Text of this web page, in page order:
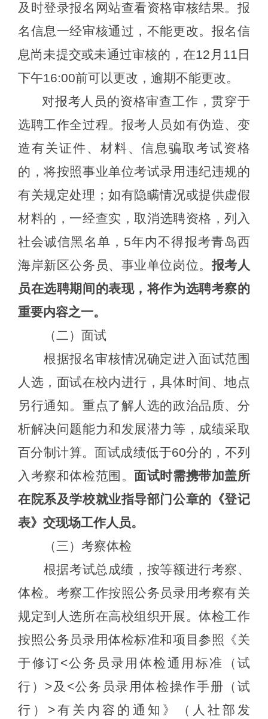
及时登录报名网站查看资格审核结果。报
名信息一经审核通过，不能更改。报名信
息尚未提交或未通过审核的，在12 月 11 日
下午16:00前可以更改，逾期不能更改。
对报考人员的资格审查工作，贯穿于
选聘工作全过程。报考人员如有伪造、变
造有关证件、材料、信息骗取考试资格
的，将按照事业单位考试录用违纪违规的
有关规定处理 ； 如有隐瞒情况或提供虚假
材料的 ，一经查实，取消选聘资格 ，列入
社会诚信黑名单， 5年内不得报考青岛西
海岸新区公务员、事业单位岗位。报考人
员在选聘期间的表现，将作为选聘考察的
重要内容之一。
（二） 面试
根据报名审核情况确定进入面试范围
人选，面试在校内进行，具体时间、地点
另行通知。 重点了解人选的政治品质、分
析解决问题能力和发展潜力等， 成绩采取
百分制计算。面试成绩低于60分的，不列
入考察和体检范围。面试时需携带加盖所
在院系及学校就业指导部门公章的《登记
表》交现场工作人员。
（三）考察体检
根据考试总成绩，按等额进行考察、
体检。考察工作按照公务员录用考察有关
规定到人选所在高校组织开展。体检工作
按照公务员录用体检标准和项目参照《关
于修订<公务员录用体检通用标准（试
行）>及<公务员录用体检操作手册（试
行）>有关内容的通知》（人社部发